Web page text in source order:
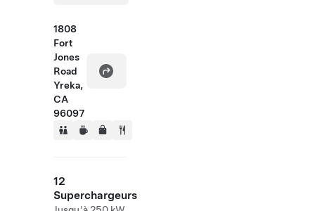
1808
Fort
Jones
Road
Yreka,
CA
96097
12
Superchargeurs